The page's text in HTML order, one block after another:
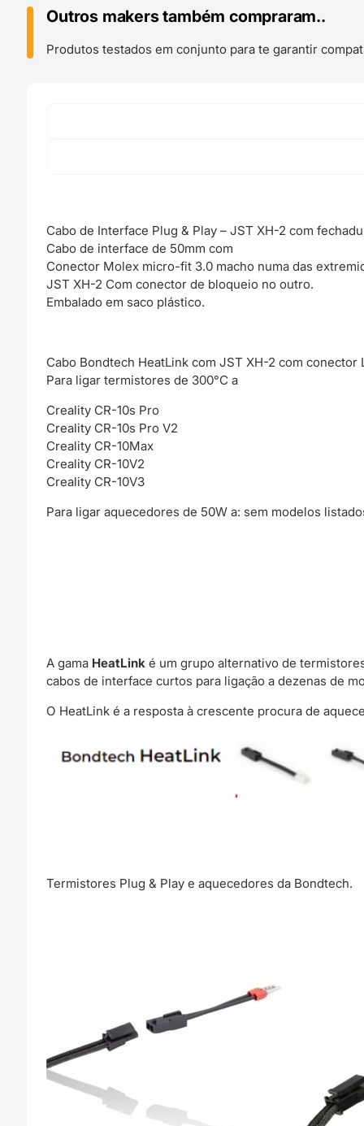
2
With
Lock
Outros makers também compraram..
Produtos testados em conjunto para te garantir
Cabo de Interface Plug & Play – JST XH-2 com
Cabo de interface de 50mm com
Conector Molex micro-fit 3.0 macho numa das
JST XH-2 Com conector de bloqueio no outro.
Embalado em saco plástico.
Cabo Bondtech HeatLink com JST XH-2 com conector
Para ligar termistores de 300°C a
Creality CR-10s Pro
Creality CR-10s Pro V2
Creality CR-10Max
Creality CR-10V2
Creality CR-10V3
Para ligar aquecedores de 50W a: sem modelos
A gama HeatLink é um grupo alternativo de
cabos de interface curtos para ligação a dezenas de
O HeatLink é a resposta à crescente procura de
Termistores Plug & Play e aquecedores da Bondtech.